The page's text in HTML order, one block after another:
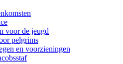
voor de jeugd
pelgrims
en voorzieningen